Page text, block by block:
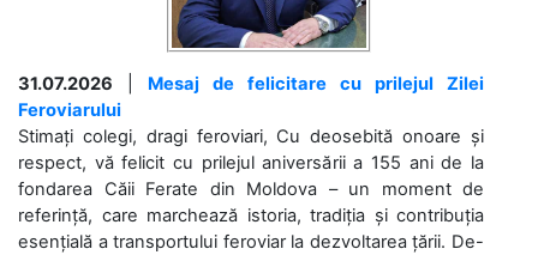
31.07.2026
Mesaj de felicitare cu prilejul Zilei
Feroviarului
Stimați colegi, dragi feroviari, Cu deosebită onoare și
respect, vă felicit cu prilejul aniversării a 155 ani de la
fondarea Căii Ferate din Moldova – un moment de
referință, care marchează istoria, tradiția și contribuția
esențială a transportului feroviar la dezvoltarea țării. De-